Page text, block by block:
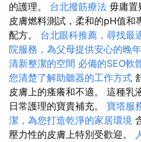
的護理。 台北撥筋療法 毋庸置
皮膚燃料測試，柔和的pH值和
配方。 台北眼科推薦，尋找最
院服務，為父母提供安心的晚
清新整潔的空間 必備的SEO軟
您清楚了解助聽器的工作方式
皮膚上的瘙癢和不適。 這種乳
日常護理的寶貴補充。 寶塔服
潔，為您打造乾淨的家居環境
壓力性的皮膚上特別受歡迎。